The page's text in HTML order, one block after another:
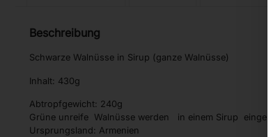
Beschreibung
Schwarze Walnüsse in Sirup (ganze Walnüsse)
Inhalt: 430g
Abtropfgewicht: 240g
Grüne unreife Walnüsse werden in einem Sirup
Ursprungsland: Armenien